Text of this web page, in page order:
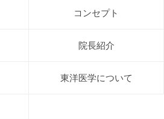
コンセプト
院長紹介
東洋医学について